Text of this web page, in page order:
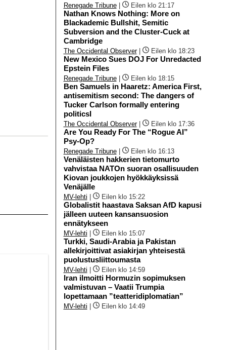
Renegade Tribune| Eilen klo 21:17
Nathan Knows Nothing: More on
Blackademic Bullshit, Semitic
Subversion and the Cluster-Cuck at
Cambridge
The Occidental Observer| Eilen klo 18:23
New Mexico Sues DOJ For Unredacted
Epstein Files
Renegade Tribune| Eilen klo 18:15
Ben Samuels in Haaretz: America First,
antisemitism second: The dangers of
Tucker Carlson formally entering
politicsI
The Occidental Observer| Eilen klo 17:36
Are You Ready For The “Rogue AI”
Psy-Op?
Renegade Tribune| Eilen klo 16:13
Venäläisten hakkerien tietomurto
vahvistaa NATOn suoran osallisuuden
Kiovan joukkojen hyökkäyksissä
Venäjälle
MV-lehti Eilen klo 15:22
Globalistit haastava Saksan AfD kapusi
jälleen uuteen kansansuosion
ennätykseen
MV-lehti Eilen klo 15:07
Turkki, Saudi-Arabia ja Pakistan
allekirjoittivat asiakirjan yhteisestä
puolustusliittoumasta
MV-lehti Eilen klo 14:59
Iran ilmoitti Hormuzin sopimuksen
valmistuvan – Vaatii Trumpia
lopettamaan ”teatteridiplomatian”
MV-lehti Eilen klo 14:49